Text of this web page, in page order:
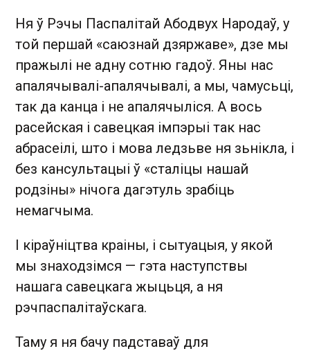
Ня ў Рэчы Паспалітай Абодвух Народаў, у
той першай «саюзнай дзяржаве», дзе мы
пражылі не адну сотню гадоў. Яны нас
апалячывалі-апалячывалі, а мы, чамусьці,
так да канца і не апалячыліся. А вось
расейская і савецкая імпэрыі так нас
абрасеілі, што і мова ледзьве ня зьнікла, і
без кансультацыі ў «сталіцы нашай
родзіны» нічога дагэтуль зрабіць
немагчыма.
І кіраўніцтва краіны, і сытуацыя, у якой
мы знаходзімся — гэта наступствы
нашага савецкага жыцьця, а ня
рэчпаспалітаўскага.
Таму я ня бачу падставаў для